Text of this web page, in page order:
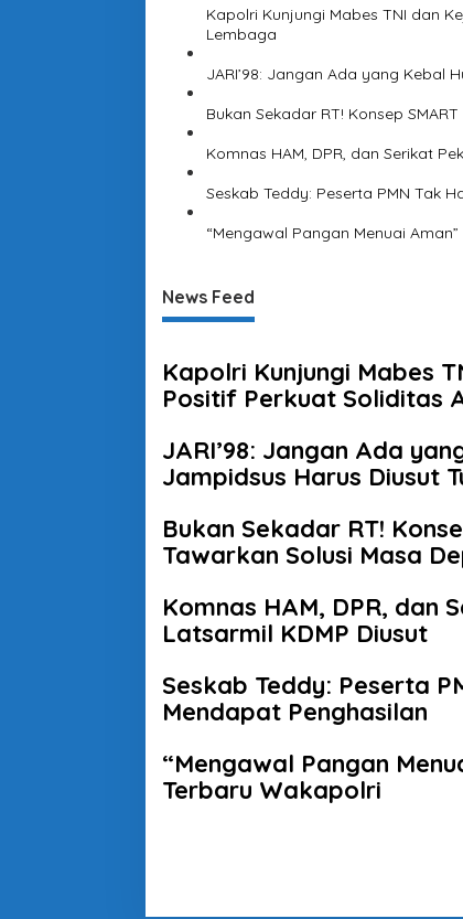
Kapolri Kunjungi Mabes TNI dan
Lembaga
JARI’98: Jangan Ada yang Kebal
Bukan Sekadar RT! Konsep
Komnas HAM, DPR, dan Serikat
Seskab Teddy: Peserta PMN Tak
“Mengawal Pangan Menuai
News Feed
Kapolri Kunjungi Mabes
Positif Perkuat Soliditas
JARI’98: Jangan Ada
Jampidsus Harus Diusut
Bukan Sekadar RT!
Tawarkan Solusi Masa
Komnas HAM, DPR, dan
Latsarmil KDMP Diusut
Seskab Teddy: Peserta
Mendapat Penghasilan
“Mengawal Pangan
Terbaru Wakapolri